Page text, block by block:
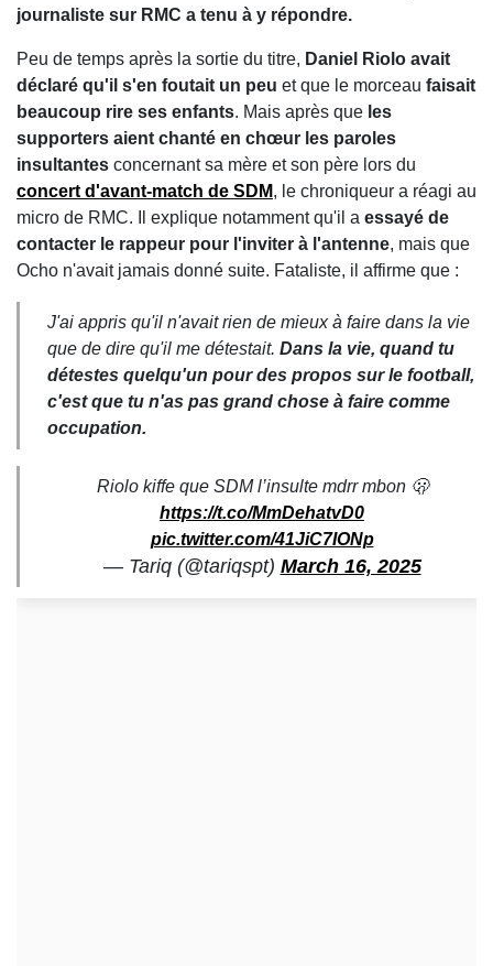
journaliste sur RMC a tenu à y répondre.
Peu de temps après la sortie du titre, Daniel Riolo avait
déclaré qu'il s'en foutait un peu et que le morceau faisait
beaucoup rire ses enfants. Mais après que les
supporters aient chanté en chœur les paroles
insultantes concernant sa mère et son père lors du
concert d'avant-match de SDM, le chroniqueur a réagi au
micro de RMC. Il explique notamment qu'il a essayé de
contacter le rappeur pour l'inviter à l'antenne, mais que
Ocho n'avait jamais donné suite. Fataliste, il affirme que :
J'ai appris qu'il n'avait rien de mieux à faire dans la vie
que de dire qu'il me détestait. Dans la vie, quand tu
détestes quelqu'un pour des propos sur le football,
c'est que tu n'as pas grand chose à faire comme
occupation.
Riolo kiffe que SDM l’insulte mdrr mbon 🫢
https://t.co/MmDehatvD0
pic.twitter.com/41JiC7IONp
— Tariq (@tariqspt) March 16, 2025